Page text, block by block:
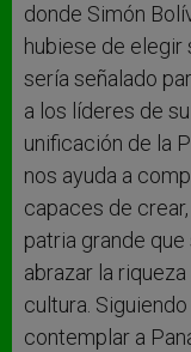
donde Simón
hubiese de elegir
sería señalado
a los líderes de
unificación de la
nos ayuda a
capaces de
patria grande
abrazar la
cultura.
contemplar a